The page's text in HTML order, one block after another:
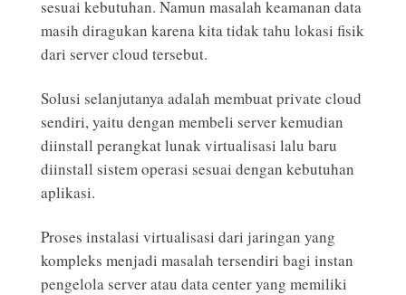
sesuai kebutuhan. Namun masalah keamanan data
masih diragukan karena kita tidak tahu lokasi fisik
dari server cloud tersebut.
Solusi selanjutanya adalah membuat private cloud
sendiri, yaitu dengan membeli server kemudian
diinstall perangkat lunak virtualisasi lalu baru
diinstall sistem operasi sesuai dengan kebutuhan
aplikasi.
Proses instalasi virtualisasi dari jaringan yang
kompleks menjadi masalah tersendiri bagi instan
pengelola server atau data center yang memiliki